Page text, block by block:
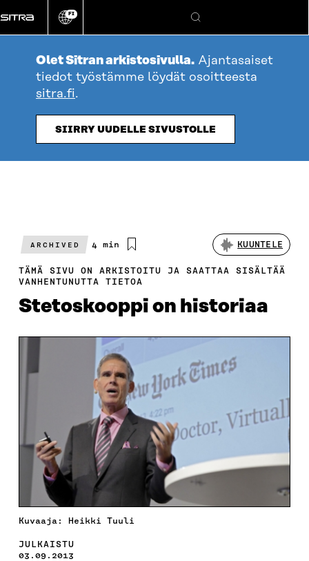
suoraan
sisältöön
Vaihda
kieli
FI
Hae
Olet Sitran arkistosivulla. Ajantasaiset
tiedot työstämme löydät osoitteesta
sitra.fi.
SIIRRY UUDELLE SIVUSTOLLE
ARCHIVED
Arvioitu
4 min KUUNTELE
TÄMÄ SIVU ON ARKISTOITU JA SAATTAA SISÄLTÄÄ
VANHENTUNUTTA TIETOA
Stetoskooppi on historiaa
Kuvaaja: Heikki Tuuli
JULKAISTU
03.09.2013